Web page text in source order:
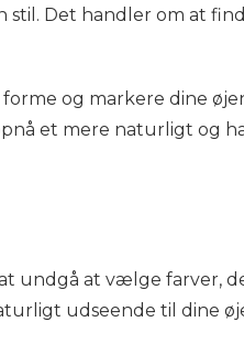
Det handler om at
og markere dine
et mere naturligt og
undgå at vælge farver,
udseende til dine